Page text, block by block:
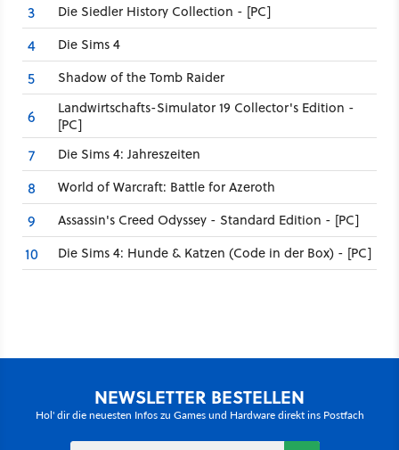
3 Die Siedler History Collection - [PC]
4 Die Sims 4
5 Shadow of the Tomb Raider
6
Landwirtschafts-Simulator 19 Collector's Edition -
[PC]
7 Die Sims 4: Jahreszeiten
8 World of Warcraft: Battle for Azeroth
9 Assassin's Creed Odyssey - Standard Edition - [PC]
10 Die Sims 4: Hunde & Katzen (Code in der Box) - [PC]
NEWSLETTER BESTELLEN
Hol' dir die neuesten Infos zu Games und Hardware direkt ins Postfach